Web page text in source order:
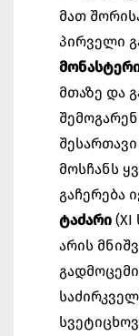
მათ
პირველი
მთაზე და
მოსჩანს
გაჩერება
ტაძარი
არის